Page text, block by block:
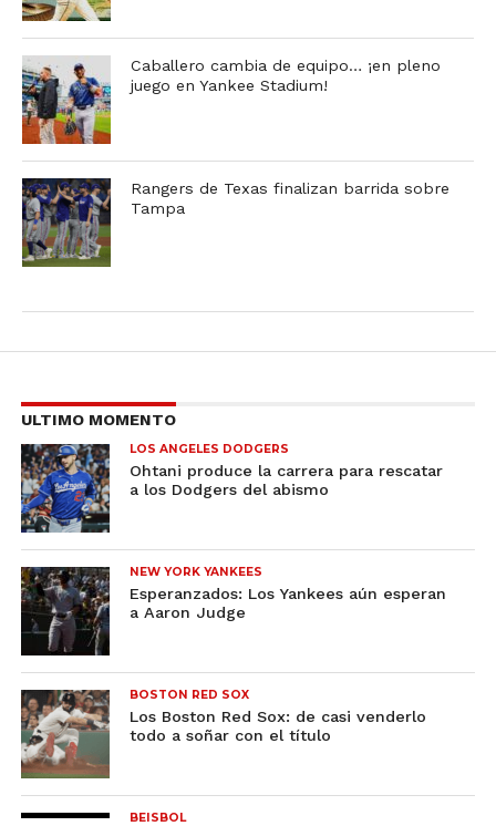
Caballero cambia de equipo… ¡en pleno
juego en Yankee Stadium!
Rangers de Texas finalizan barrida sobre
Tampa
ULTIMO MOMENTO
LOS ANGELES DODGERS
Ohtani produce la carrera para rescatar
a los Dodgers del abismo
NEW YORK YANKEES
Esperanzados: Los Yankees aún esperan
a Aaron Judge
BOSTON RED SOX
Los Boston Red Sox: de casi venderlo
todo a soñar con el título
BEISBOL